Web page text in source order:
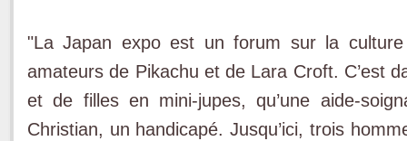
"La Japan expo est un forum sur la
amateurs de Pikachu et de Lara Croft. C’est
et de filles en mini-jupes, qu’une aide-
Christian, un handicapé. Jusqu’ici, trois